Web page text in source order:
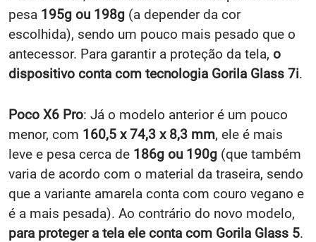
pesa 195g ou 198g (a depender da cor
escolhida), sendo um pouco mais pesado que o
antecessor. Para garantir a proteção da tela, o
dispositivo conta com tecnologia Gorila Glass 7i.
Poco X6 Pro: Já o modelo anterior é um pouco
menor, com 160,5 x 74,3 x 8,3 mm, ele é mais
leve e pesa cerca de 186g ou 190g (que também
varia de acordo com o material da traseira, sendo
que a variante amarela conta com couro vegano e
é a mais pesada). Ao contrário do novo modelo,
para proteger a tela ele conta com Gorila Glass 5.